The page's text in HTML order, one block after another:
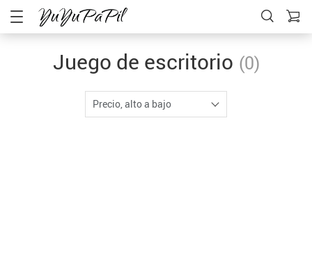
Juego de escritorio (0)
Precio, alto a bajo